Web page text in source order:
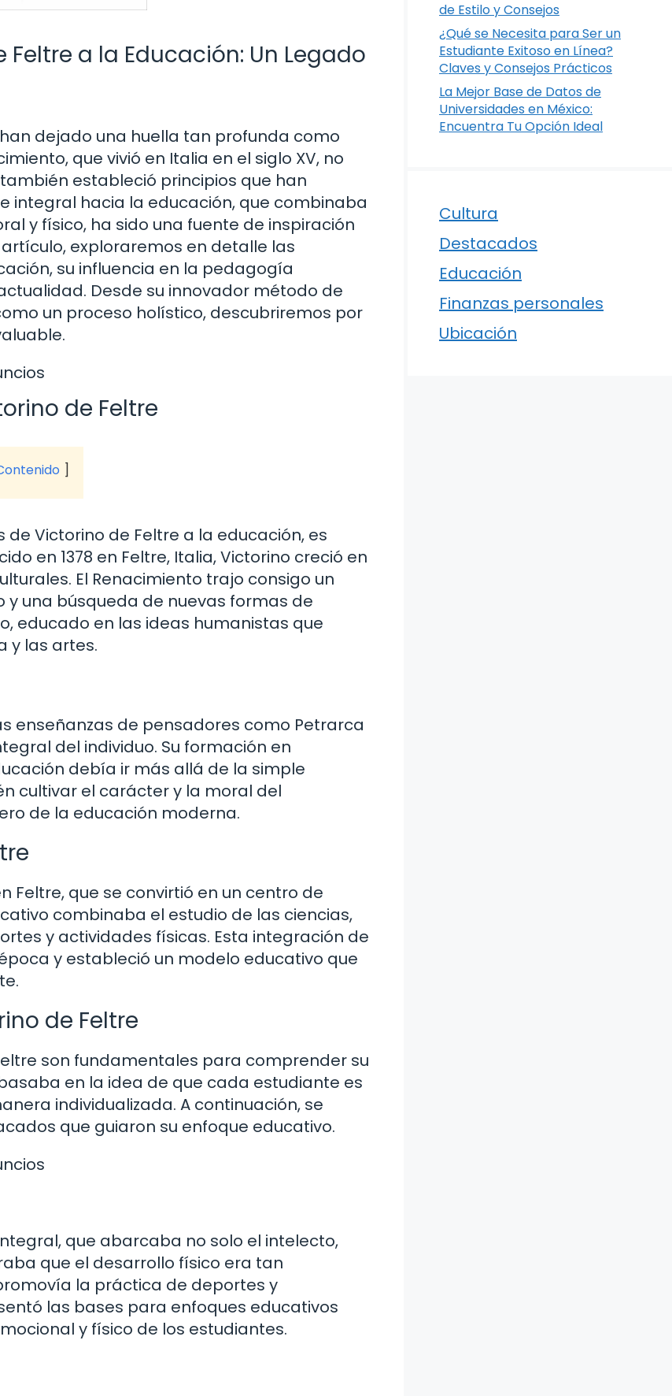
a la Educación: Un Legado
dejado una huella tan profunda como
que vivió en Italia en el siglo XV, no
estableció principios que han
integral hacia la educación, que combinaba
y físico, ha sido una fuente de inspiración
exploraremos en detalle las
su influencia en la pedagogía
Desde su innovador método de
un proceso holístico, descubriremos por
de Feltre
Victorino de Feltre a la educación, es
en 1378 en Feltre, Italia, Victorino creció en
El Renacimiento trajo consigo un
una búsqueda de nuevas formas de
educado en las ideas humanistas que
y las artes.
enseñanzas de pensadores como Petrarca
del individuo. Su formación en
debía ir más allá de la simple
cultivar el carácter y la moral del
de la educación moderna.
Feltre, que se convirtió en un centro de
combinaba el estudio de las ciencias,
y actividades físicas. Esta integración de
y estableció un modelo educativo que
de Feltre
son fundamentales para comprender su
en la idea de que cada estudiante es
individualizada. A continuación, se
que guiaron su enfoque educativo.
que abarcaba no solo el intelecto,
que el desarrollo físico era tan
la práctica de deportes y
las bases para enfoques educativos
y físico de los estudiantes.
de Estilo y Consejos
¿Qué se Necesita para Ser un
Estudiante Exitoso en Línea?
Claves y Consejos Prácticos
La Mejor Base de Datos de
Universidades en México:
Encuentra Tu Opción Ideal
Cultura
Destacados
Educación
Finanzas personales
Ubicación